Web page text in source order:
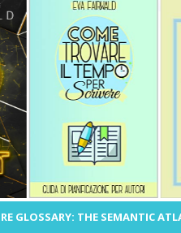
GLOSSARY: THE SEMANTIC